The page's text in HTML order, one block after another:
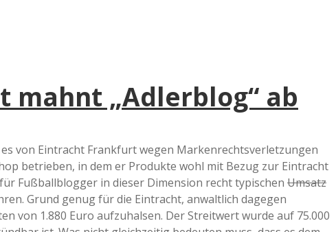
n
e
r
mahnt „Adlerblog“ ab
von Eintracht Frankfurt wegen Markenrechtsverletzungen
betrieben, in dem er Produkte wohl mit Bezug zur Eintracht
Fußballblogger in dieser Dimension recht typischen Umsatz
Grund genug für die Eintracht, anwaltlich dagegen
von 1.880 Euro aufzuhalsen. Der Streitwert wurde auf 75.000